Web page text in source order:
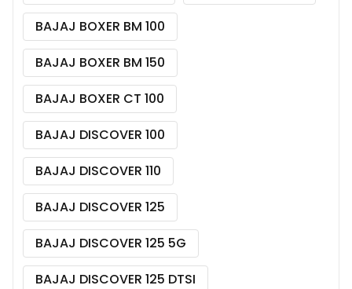
BAJAJ BOXER BM 100
BAJAJ BOXER BM 150
BAJAJ BOXER CT 100
BAJAJ DISCOVER 100
BAJAJ DISCOVER 110
BAJAJ DISCOVER 125
BAJAJ DISCOVER 125 5G
BAJAJ DISCOVER 125 DTSI